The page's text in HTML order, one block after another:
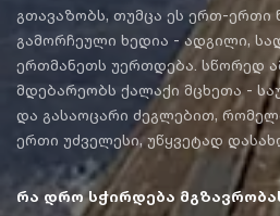
გთავაზობს, თუმცა ეს ერთ-ერთი
გამორჩეული ხედია - ადგილი,
ერთმანეთს უერთდება. სწორედ
მდებარეობს ქალაქი მცხეთა -
და გასაოცარი ძეგლებით,
ერთი უძველესი, უწყვეტად
რა დრო სჭირდება